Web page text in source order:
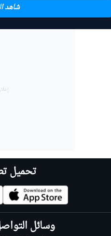
شاهد
تحميل
وسائل